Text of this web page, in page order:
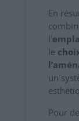
En
l’
le
un
Pour